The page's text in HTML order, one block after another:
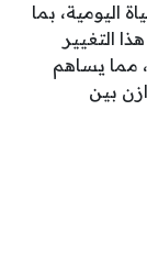
اليومية، بما
التغيير
مما يساهم
بين